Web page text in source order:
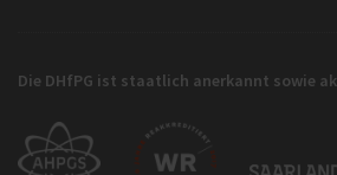
Die DHfPG ist staatlich anerkannt sowie